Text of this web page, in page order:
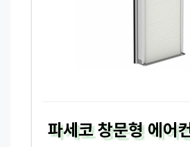
파세코 창문형 에어